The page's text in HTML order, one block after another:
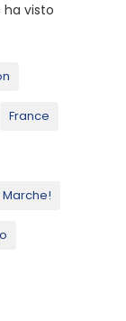
ha visto
France
Marche!